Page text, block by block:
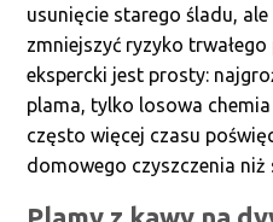
usunięcie starego śladu,
zmniejszyć ryzyko
ekspercki jest prosty:
plama, tylko losowa
często więcej czasu
domowego czyszczenia niż